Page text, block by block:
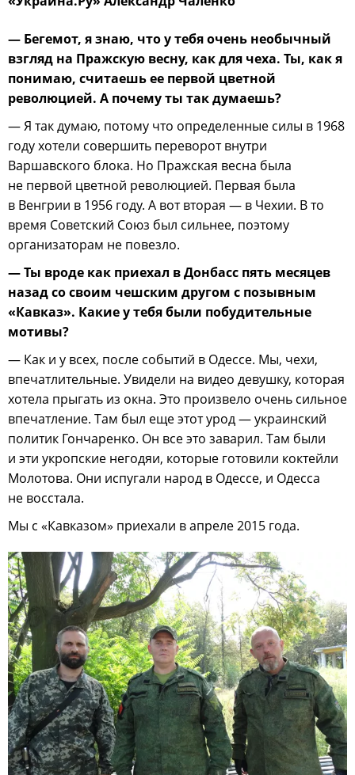
— Бегемот, я знаю, что у тебя очень необычный
взгляд на Пражскую весну, как для чеха. Ты, как я
понимаю, считаешь ее первой цветной
революцией. А почему ты так думаешь?
— Я так думаю, потому что определенные силы в 1968
году хотели совершить переворот внутри
Варшавского блока. Но Пражская весна была
не первой цветной революцией. Первая была
в Венгрии в 1956 году. А вот вторая — в Чехии. В то
время Советский Союз был сильнее, поэтому
организаторам не повезло.
— Ты вроде как приехал в Донбасс пять месяцев
назад со своим чешским другом с позывным
«Кавказ». Какие у тебя были побудительные
мотивы?
— Как и у всех, после событий в Одессе. Мы, чехи,
впечатлительные. Увидели на видео девушку, которая
хотела прыгать из окна. Это произвело очень сильное
впечатление. Там был еще этот урод — украинский
политик Гончаренко. Он все это заварил. Там были
и эти укропские негодяи, которые готовили коктейли
Молотова. Они испугали народ в Одессе, и Одесса
не восстала.
Мы с «Кавказом» приехали в апреле 2015 года.